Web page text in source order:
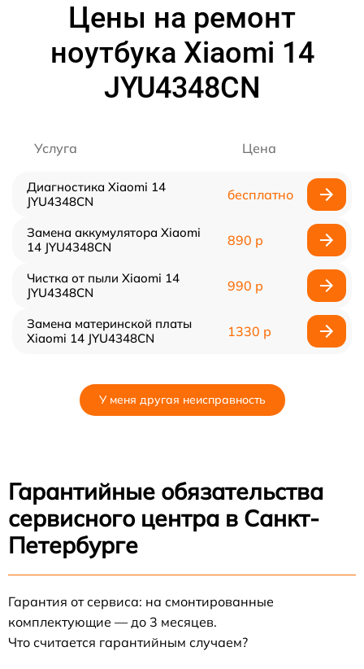
Цены на ремонт
ноутбука Xiaomi 14
JYU4348CN
Услуга Цена
Диагностика Xiaomi 14
JYU4348CN
бесплатно
Замена аккумулятора Xiaomi
14 JYU4348CN
890 р
Чистка от пыли Xiaomi 14
JYU4348CN
990 р
Замена материнской платы
Xiaomi 14 JYU4348CN
1330 р
У меня другая неисправность
Гарантийные обязательства
сервисного центра в Санкт-
Петербурге
Гарантия от сервиса: на смонтированные
комплектующие — до 3 месяцев.
Что считается гарантийным случаем?